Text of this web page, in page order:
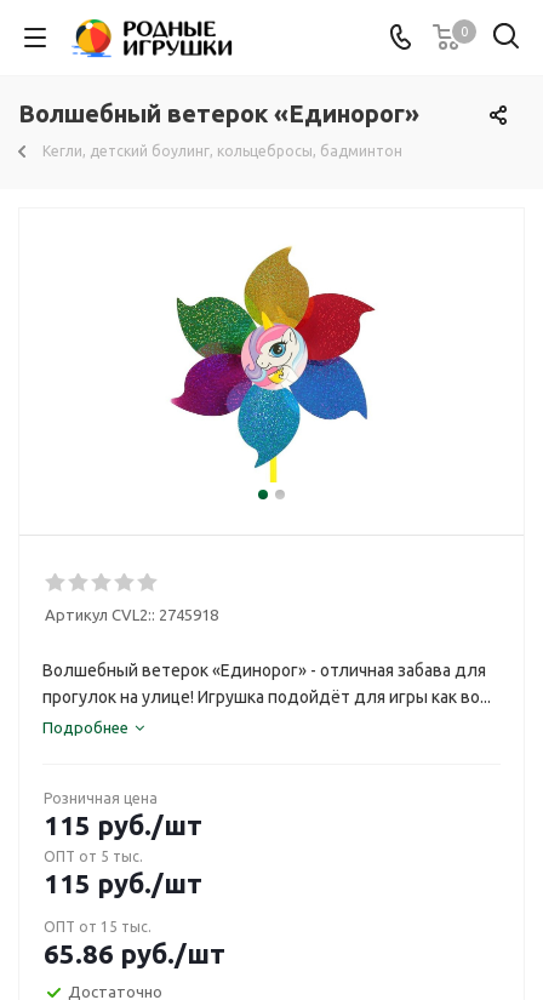
0
Волшебный ветерок «Единорог»
Кегли, детский боулинг, кольцебросы, бадминтон
Артикул CVL2:: 2745918
Волшебный ветерок «Единорог» - отличная забава для
прогулок на улице! Игрушка подойдёт для игры как во...
Подробнее
Розничная цена
115 руб./шт
ОПТ от 5 тыс.
115 руб./шт
ОПТ от 15 тыс.
65.86 руб./шт
Достаточно